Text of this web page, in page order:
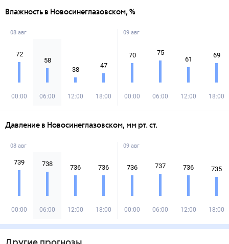
Влажность в Новосинеглазовском, %
08 авг
72
00:00
58
06:00
38
12:00
47
18:00
09 авг
70
00:00
75
06:00
61
12:00
69
18:00
Давление в Новосинеглазовском, мм рт. ст.
08 авг
739
00:00
738
06:00
736
12:00
736
18:00
09 авг
736
00:00
737
06:00
736
12:00
735
18:00